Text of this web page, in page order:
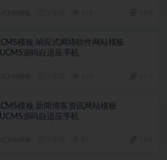
模板 响应式网络软件网站模板
源码自适应手机
模板 新闻博客资讯网站模板
源码自适应手机